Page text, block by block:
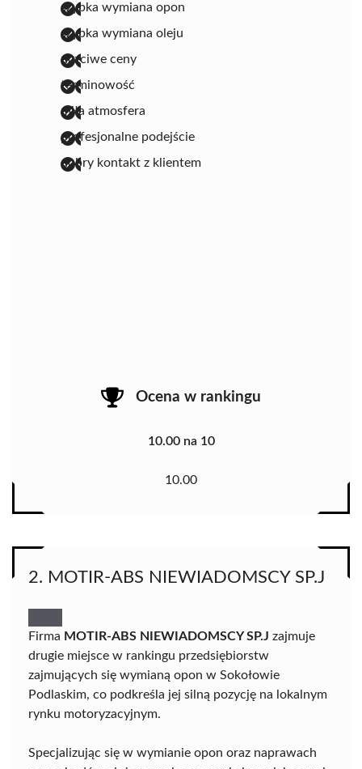
szybka wymiana opon
szybka wymiana oleju
uczciwe ceny
terminowość
miła atmosfera
profesjonalne podejście
dobry kontakt z klientem
Ocena w rankingu
10.00 na 10
10.00
2. MOTIR-ABS NIEWIADOMSCY SP.J
Firma MOTIR-ABS NIEWIADOMSCY SP.J zajmuje
drugie miejsce w rankingu przedsiębiorstw
zajmujących się wymianą opon w Sokołowie
Podlaskim, co podkreśla jej silną pozycję na lokalnym
rynku motoryzacyjnym.
Specjalizując się w wymianie opon oraz naprawach